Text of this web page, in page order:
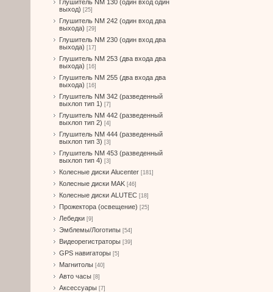
Глушитель NM 130 (один вход один
выход) [25]
Глушитель NM 242 (один вход два
выхода) [29]
Глушитель NM 230 (один вход два
выхода) [17]
Глушитель NM 253 (два входа два
выхода) [16]
Глушитель NM 255 (два входа два
выхода) [16]
Глушитель NM 342 (разведенный
выхлоп тип 1) [7]
Глушитель NM 442 (разведенный
выхлоп тип 2) [4]
Глушитель NM 444 (разведенный
выхлоп тип 3) [3]
Глушитель NM 453 (разведенный
выхлоп тип 4) [3]
Колесные диски Alucenter [181]
Колесные диски MAK [46]
Колесные диски ALUTEC [18]
Прожектора (освещение) [25]
Лебедки [9]
Эмблемы/Логотипы [54]
Видеорегистраторы [39]
GPS навигаторы [5]
Магнитолы [40]
Авто часы [8]
Аксессуары [7]